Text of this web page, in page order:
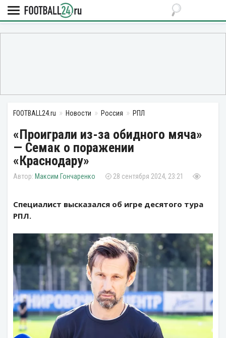
FOOTBALL24.ru Новости Россия РПЛ
«Проиграли из-за обидного мяча»
— Семак о поражении
«Краснодару»
Максим Гончаренко 28 сентября 2024, 23:21
Специалист высказался об игре десятого тура
РПЛ.